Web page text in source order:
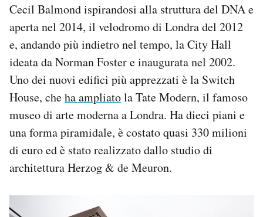
Cecil Balmond ispirandosi alla struttura del DNA e
aperta nel 2014, il velodromo di Londra del 2012
e, andando più indietro nel tempo, la City Hall
ideata da Norman Foster e inaugurata nel 2002.
Uno dei nuovi edifici più apprezzati è la Switch
House, cheha ampliatola Tate Modern, il famoso
museo di arte moderna a Londra. Ha dieci piani e
una forma piramidale, è costato quasi 330 milioni
di euro ed è stato realizzato dallo studio di
architettura Herzog & de Meuron.